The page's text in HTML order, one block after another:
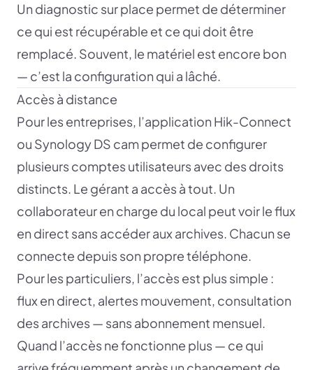
Un diagnostic sur place permet de déterminer
ce qui est récupérable et ce qui doit être
remplacé. Souvent, le matériel est encore bon
— c’est la configuration qui a lâché.
Accès à distance
Pour les entreprises, l’application Hik-Connect
ou Synology DS cam permet de configurer
plusieurs comptes utilisateurs avec des droits
distincts. Le gérant a accès à tout. Un
collaborateur en charge du local peut voir le flux
en direct sans accéder aux archives. Chacun se
connecte depuis son propre téléphone.
Pour les particuliers, l’accès est plus simple :
flux en direct, alertes mouvement, consultation
des archives — sans abonnement mensuel.
Quand l’accès ne fonctionne plus — ce qui